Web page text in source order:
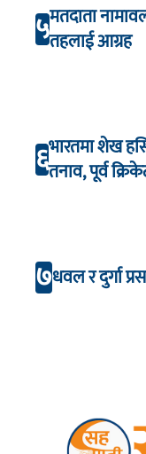
५मतदाता
तहलाई आग्रह
६भारतमा शेख
तनाव, पूर्व
७धवल र दुर्गा